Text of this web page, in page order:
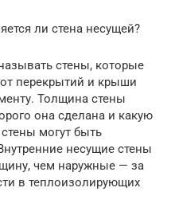
ли стена несущей?
стены, которые
перекрытий и крыши
Толщина стены
она сделана и какую
могут быть
несущие стены
чем наружные — за
в теплоизолирующих